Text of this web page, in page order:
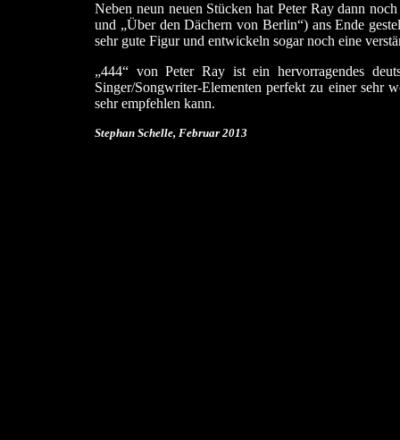
Neben neun neuen Stücken hat Peter Ray dann
und „Über den Dächern von Berlin“) ans Ende
sehr gute Figur und entwickeln sogar noch eine
„444“ von Peter Ray ist ein hervorragendes
Singer/Songwriter-Elementen perfekt zu einer sehr
sehr empfehlen kann.
Stephan Schelle, Februar 2013